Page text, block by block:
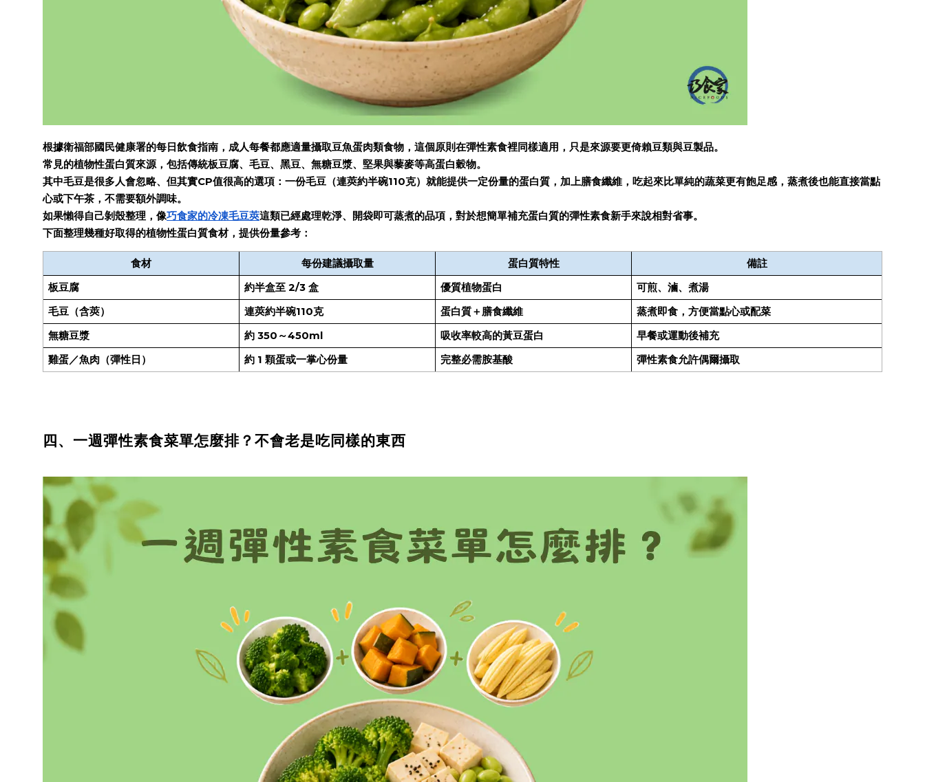
根據衛福部國民健康署的每日飲食指南，成人每餐都應適量攝取豆魚蛋肉類食物，這個原則在彈性素食裡同樣適用，只是來源要更倚賴豆類與豆製品。
常見的植物性蛋白質來源，包括傳統板豆腐、毛豆、黑豆、無糖豆漿、堅果與藜麥等高蛋白穀物。
其中毛豆是很多人會忽略、但其實CP值很高的選項：一份毛豆（連莢約半碗110克）就能提供一定份量的蛋白質，加上膳食纖維，吃起來比單純的蔬菜更有飽足感，蒸煮後也能直接當點
心或下午茶，不需要額外調味。
如果懶得自己剝殼整理，像巧食家的冷凍毛豆莢這類已經處理乾淨、開袋即可蒸煮的品項，對於想簡單補充蛋白質的彈性素食新手來說相對省事。
下面整理幾種好取得的植物性蛋白質食材，提供份量參考：
食材 每份建議攝取量 蛋白質特性
備註
板豆腐
約半盒至 2/3 盒 優質植物蛋白
可煎、滷、煮湯
毛豆（含莢）
連莢約半碗110克 蛋白質＋膳食纖維
蒸煮即食，方便當點心或配菜
無糖豆漿
約 350～450ml 吸收率較高的黃豆蛋白
早餐或運動後補充
雞蛋／魚肉（彈性日）
約 1 顆蛋或一掌心份量 完整必需胺基酸 彈性素食允許偶爾攝取
四、一週彈性素食菜單怎麼排？不會老是吃同樣的東西